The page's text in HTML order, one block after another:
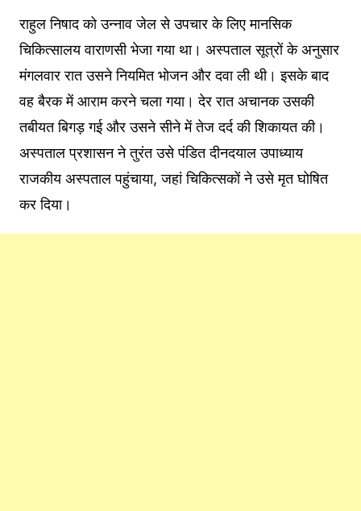
राहुल निषाद को उन्नाव जेल से उपचार के लिए मानसिक
चिकित्सालय वाराणसी भेजा गया था। अस्पताल सूत्रों के अनुसार
मंगलवार रात उसने नियमित भोजन और दवा ली थी। इसके बाद
वह बैरक में आराम करने चला गया। देर रात अचानक उसकी
तबीयत बिगड़ गई और उसने सीने में तेज दर्द की शिकायत की।
अस्पताल प्रशासन ने तुरंत उसे पंडित दीनदयाल उपाध्याय
राजकीय अस्पताल पहुंचाया, जहां चिकित्सकों ने उसे मृत घोषित
कर दिया।